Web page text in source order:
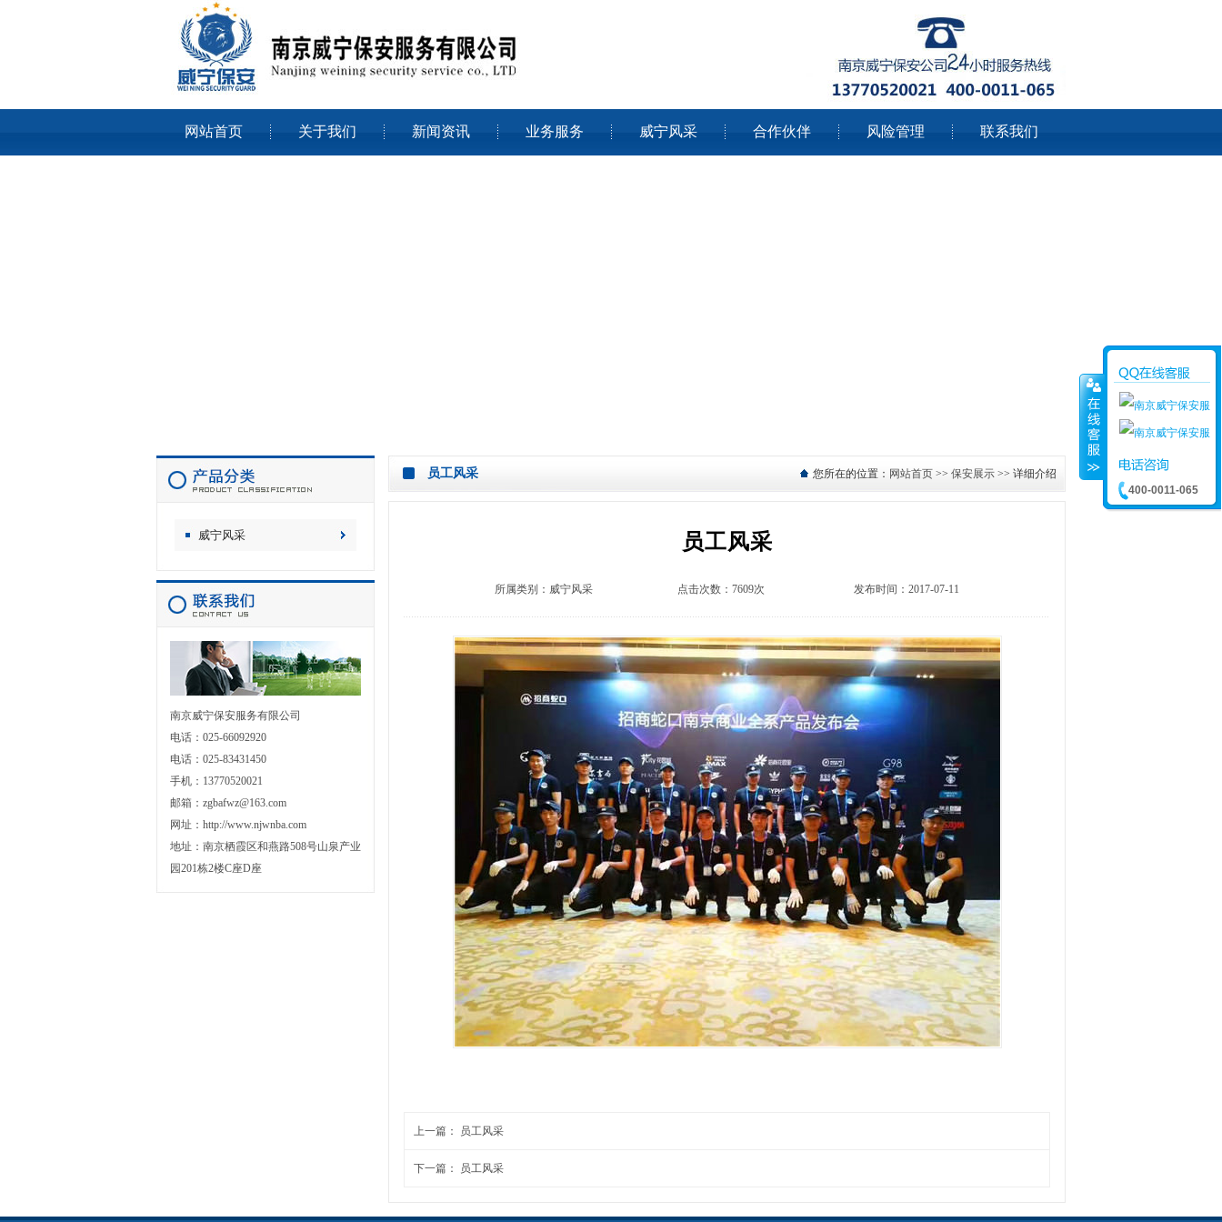
网站首页 关于我们 新闻资讯 业务服务 威宁风采 合作伙伴 风险管理 联系我们
威宁风采
南京威宁保安服务有限公司
电话：025-66092920
电话：025-83431450
手机：13770520021
邮箱：zgbafwz@163.com
网址：http://www.njwnba.com
地址：南京栖霞区和燕路508号山泉产业
园201栋2楼C座D座
员工风采 您所在的位置： 网站首页 >> 保安展示 >> 详细介绍
员工风采
所属类别： 威宁风采 点击次数：7609次 发布时间：2017-07-11
上一篇： 员工风采
下一篇： 员工风采
400-0011-065